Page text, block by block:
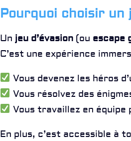
Pourquoi choisir un
Un jeu d’évasion (ou escape
C’est une expérience
Vous devenez les héros
Vous résolvez des
Vous travaillez en équipe
En plus, c’est accessible à